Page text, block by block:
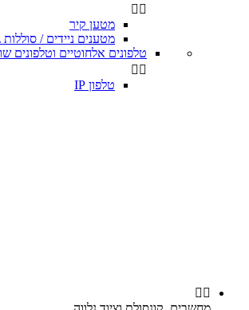
 
מטען קיר
מטענים ניידים / סוללות
טלפונים אלחוטיים וטלפונים
 
טלפון IP
 